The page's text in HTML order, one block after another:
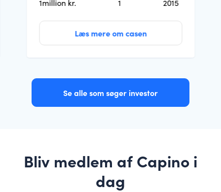
1million kr. 1 2015
Læs mere om casen
Se alle som søger investor
Bliv medlem af Capino i
dag